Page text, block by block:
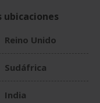
ubicaciones
Reino Unido
Sudáfrica
India